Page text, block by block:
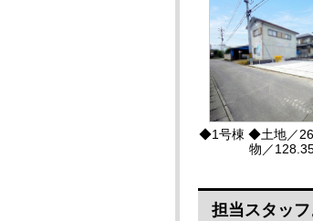
◆1号棟 ◆土地／
物／
担当スタッフ